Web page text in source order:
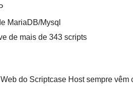
MariaDB/Mysql
de mais de 343 scripts
do Scriptcase Host sempre vêm